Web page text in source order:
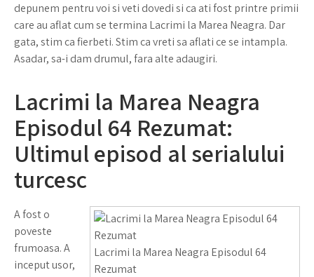
depunem pentru voi si veti dovedi si ca ati fost printre primii
care au aflat cum se termina Lacrimi la Marea Neagra. Dar
gata, stim ca fierbeti. Stim ca vreti sa aflati ce se intampla.
Asadar, sa-i dam drumul, fara alte adaugiri.
Lacrimi la Marea Neagra
Episodul 64 Rezumat:
Ultimul episod al serialului
turcesc
Lacrimi la Marea Neagra Episodul 64
Rezumat
A fost o
poveste
frumoasa. A
inceput usor,